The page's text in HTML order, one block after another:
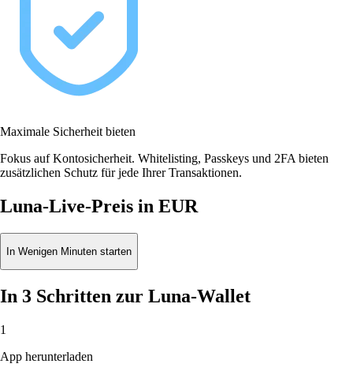
Maximale Sicherheit bieten
Fokus auf Kontosicherheit. Whitelisting, Passkeys und 2FA bieten
zusätzlichen Schutz für jede Ihrer Transaktionen.
Luna-Live-Preis in EUR
In Wenigen Minuten starten
In 3 Schritten zur Luna-Wallet
1
App herunterladen